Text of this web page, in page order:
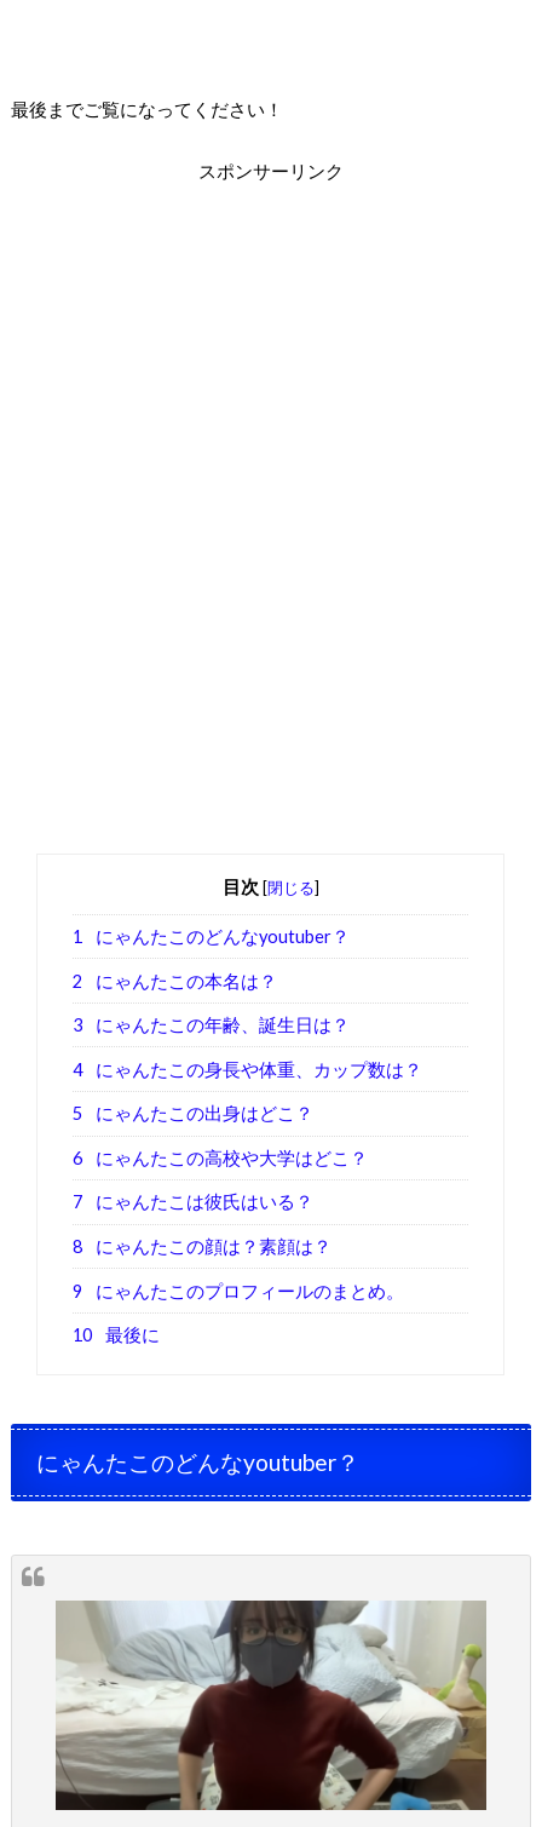
最後までご覧になってください！
スポンサーリンク
目次 [閉じる]
1 にゃんたこのどんなyoutuber？
2 にゃんたこの本名は？
3 にゃんたこの年齢、誕生日は？
4 にゃんたこの身長や体重、カップ数は？
5 にゃんたこの出身はどこ？
6 にゃんたこの高校や大学はどこ？
7 にゃんたこは彼氏はいる？
8 にゃんたこの顔は？素顔は？
9 にゃんたこのプロフィールのまとめ。
10 最後に
にゃんたこのどんなyoutuber？